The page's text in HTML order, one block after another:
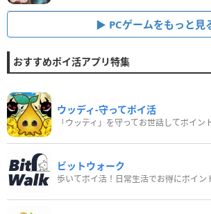
PCゲームをもっと見
おすすめポイ活アプリ特集
ウッディ‐守ってポイ活
「ウッディ」を守ってお世話してポイン
ビットウォーク